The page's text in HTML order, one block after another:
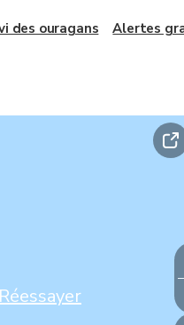
Réessayer
des ouragans Alertes